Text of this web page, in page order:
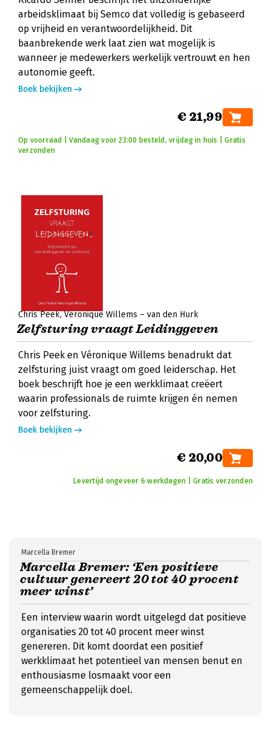
arbeidsklimaat bij Semco dat volledig is gebaseerd
op vrijheid en verantwoordelijkheid. Dit
baanbrekende werk laat zien wat mogelijk is
wanneer je medewerkers werkelijk vertrouwt en hen
autonomie geeft.
Boek bekijken
€ 21,99
Op voorraad | Vandaag voor 23:00 besteld, vrijdag in huis | Gratis
verzonden
Chris Peek Véronique Willems – van den Hurk
Zelfsturing vraagt Leidinggeven
Chris Peek en Véronique Willems benadrukt dat
zelfsturing juist vraagt om goed leiderschap. Het
boek beschrijft hoe je een werkklimaat creëert
waarin professionals de ruimte krijgen én nemen
voor zelfsturing.
Boek bekijken
€ 20,00
Levertijd ongeveer 6 werkdagen | Gratis verzonden
Marcella Bremer: ‘Een positieve
cultuur genereert 20 tot 40 procent
meer winst’
Marcella Bremer
Een interview waarin wordt uitgelegd dat positieve
organisaties 20 tot 40 procent meer winst
genereren. Dit komt doordat een positief
werkklimaat het potentieel van mensen benut en
enthousiasme losmaakt voor een
gemeenschappelijk doel.